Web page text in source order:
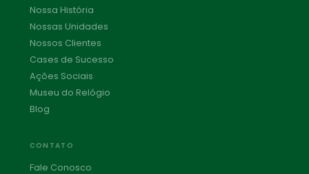
Nossa História
Nossas Unidades
Nossos Clientes
Cases de Sucesso
Ações Sociais
Museu do Relógio
Blog
CONTATO
Fale Conosco